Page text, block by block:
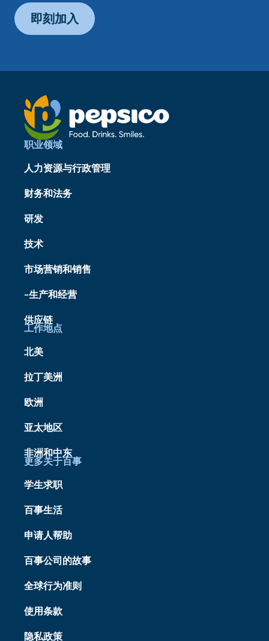
即刻加入
职业领域
人力资源与行政管理
财务和法务
研发
技术
市场营销和销售
-生产和经营
供应链
工作地点
北美
拉丁美洲
欧洲
亚太地区
非洲和中东
更多关于百事
学生求职
百事生活
申请人帮助
百事公司的故事
全球行为准则
使用条款
隐私政策